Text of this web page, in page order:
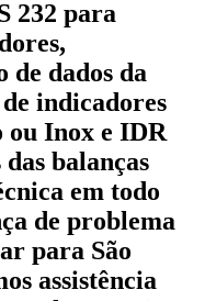
232 para
de dados da
indicadores
ou Inox e IDR
balanças
em todo
de problema
para São
assistência